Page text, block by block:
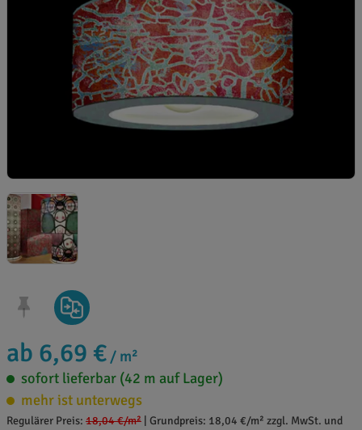
ab 6,69 € / m²
sofort lieferbar (42 m auf Lager)
mehr ist unterwegs
Regulärer Preis: 18,04 €/m² Grundpreis: 18,04 €/m² zzgl. MwSt. und